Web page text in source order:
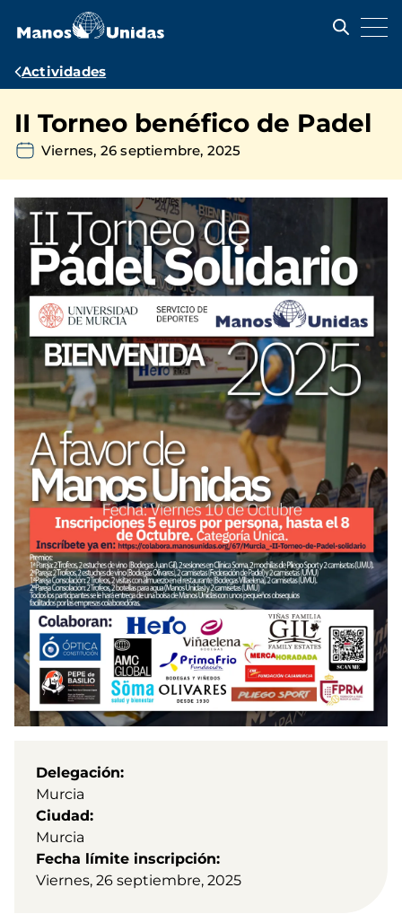
contenido
Ruta
navegación
Actividades
II Torneo benéfico de Padel
Viernes, 26 septiembre, 2025
Delegación
Murcia
Ciudad
Murcia
Fecha límite inscripción
Viernes, 26 septiembre, 2025